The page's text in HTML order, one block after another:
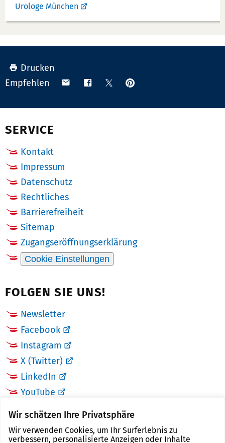
Wir schätzen Ihre Privatsphäre
Wir verwenden Cookies, um Ihr Surferlebnis zu
verbessern, personalisierte Anzeigen oder Inhalte
Urologe München
Drucken
Empfehlen
Teilen Teilen TeilenAnpinnen
SERVICE
Kontakt
Impressum
Datenschutz
Rechtliches
Barrierefreiheit
Sitemap
Zugangseröffnungserklärung
Cookie Einstellungen
FOLGEN SIE UNS!
Newsletter
Facebook
Instagram
X (Twitter)
LinkedIn
YouTube
LINKS